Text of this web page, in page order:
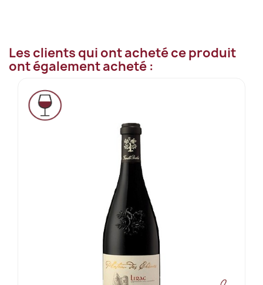
Les clients qui ont acheté ce produit
ont également acheté :